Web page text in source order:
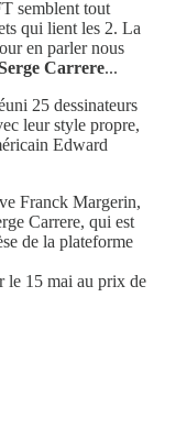
semblent tout
qui lient les 2. La
en parler nous
Carrere...
25 dessinateurs
leur style propre,
Edward
Franck Margerin,
Carrere, qui est
de la plateforme
le 15 mai au prix de